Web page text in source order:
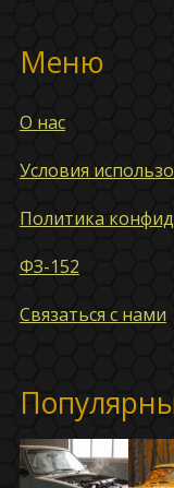
Меню
О нас
Условия
Политика
ФЗ-152
Связаться с нами